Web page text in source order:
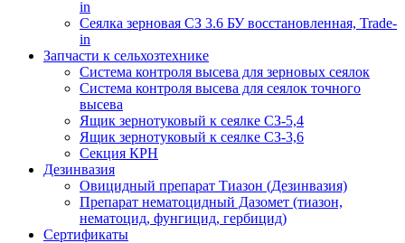
in
Сеялка зерновая СЗ 3.6 БУ восстановленная, Trade-
in
Запчасти к сельхозтехнике
Система контроля высева для зерновых сеялок
Система контроля высева для сеялок точного
высева
Ящик зернотуковый к сеялке СЗ-5,4
Ящик зернотуковый к сеялке СЗ-3,6
Секция КРН
Дезинвазия
Овицидный препарат Тиазон (Дезинвазия)
Препарат нематоцидный Дазомет (тиазон,
нематоцид, фунгицид, гербицид)
Сертификаты